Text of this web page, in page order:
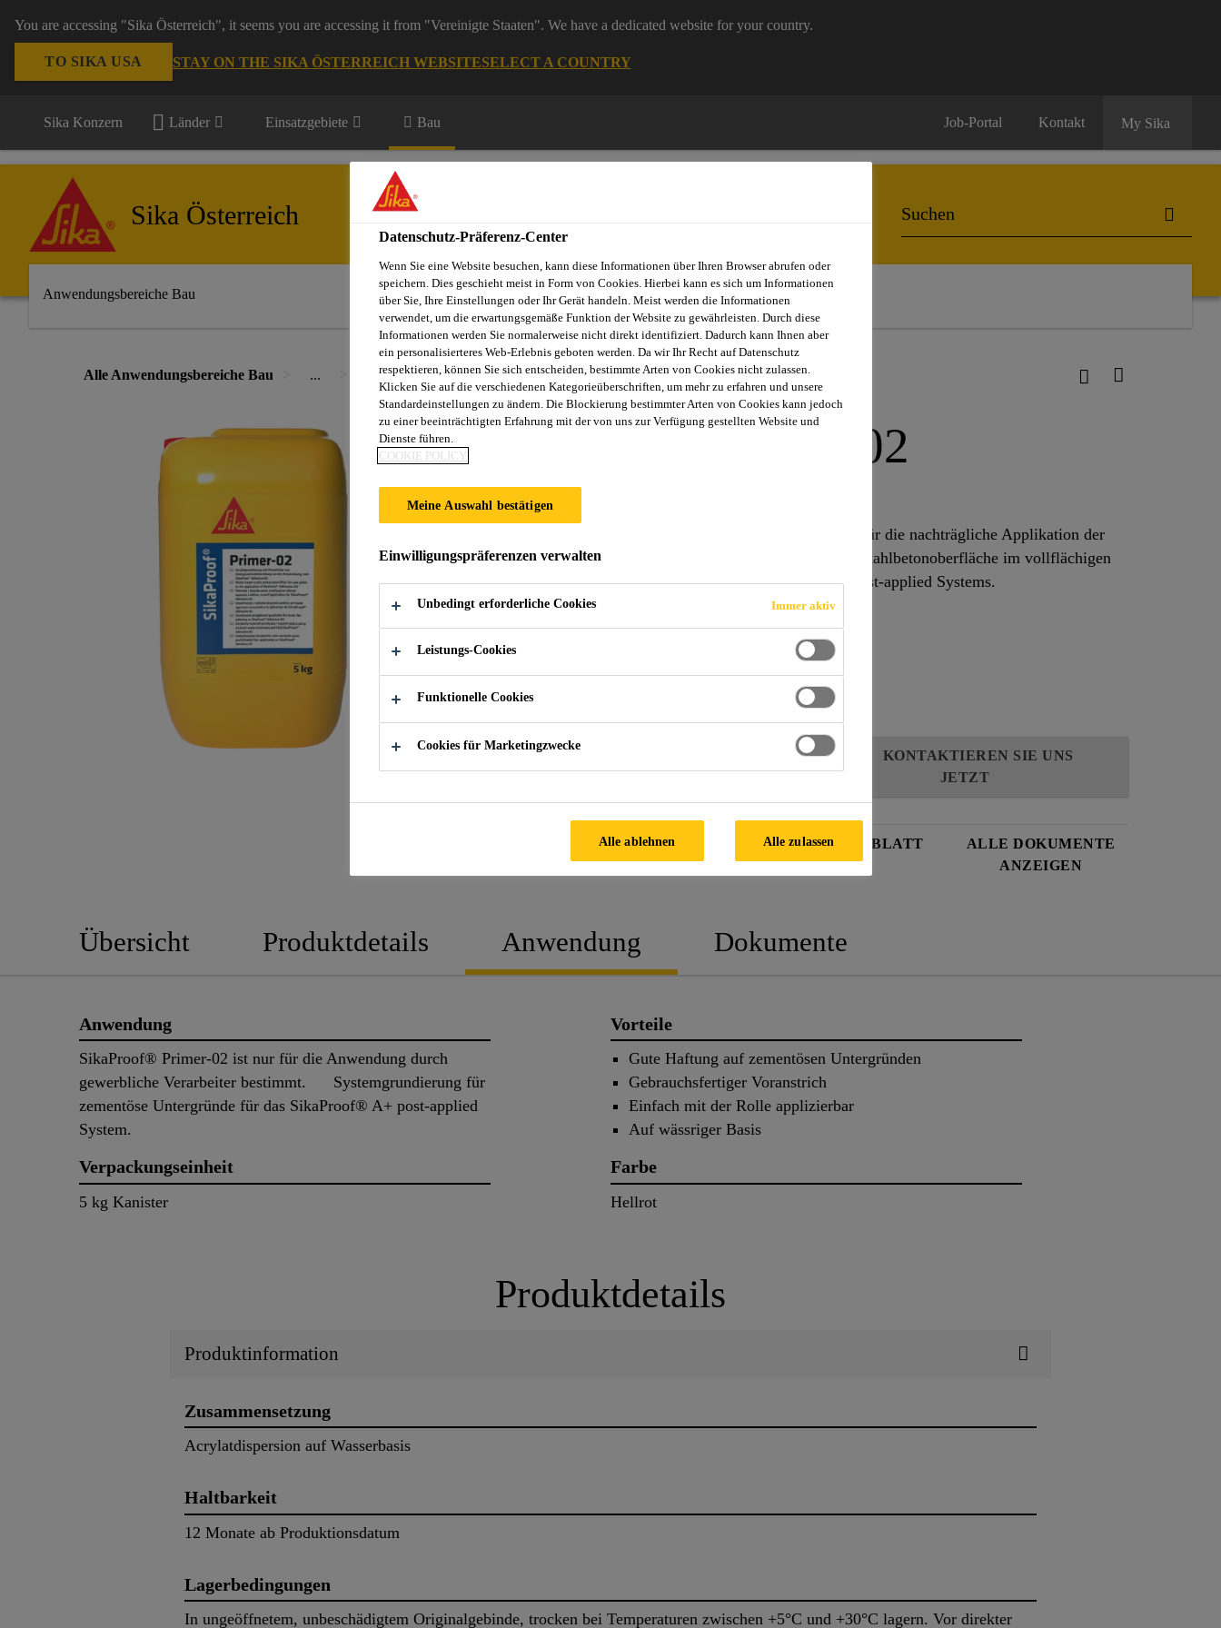
You are accessing "Sika Österreich", it seems you are accessing it from "Vereinigte Staaten". We have a dedicated website for your country.
TO SIKA USA STAY ON THE SIKA ÖSTERREICH WEBSITESELECT A COUNTRY
Sika Konzern Länder Einsatzgebiete Bau Job-Portal Kontakt My Sika
Sika Österreich
Anwendungsbereiche Bau
Alle Anwendungsbereiche Bau ... SikaProof® Primer-02
SikaProof® Primer-02
Grundierung für das SikaProof® A+ System
SikaProof® Primer-02 ist eine 1-komponentige Grundierung für die nachträgliche Applikation der
Kunststoffdichtungsbahn SikaProof® A+ auf die bestehende Stahlbetonoberfläche im vollflächigen
Betonverbund. Systembestandteil des SikaProof® A+ post-applied Systems.
Gute Haftung auf zementösen Untergründen
FINDEN SIE IHREN SIKA
KONTAKTIEREN SIE UNS
JETZT
PRODUKTDATENBLATT SICHERHEITSDATENBLATT
ALLE DOKUMENTE
ANZEIGEN
Übersicht Produktdetails Anwendung Dokumente
Anwendung
SikaProof® Primer-02 ist nur für die Anwendung durch
gewerbliche Verarbeiter bestimmt. Systemgrundierung für
zementöse Untergründe für das SikaProof® A+ post-applied
System.
Vorteile
Gute Haftung auf zementösen Untergründen
Gebrauchsfertiger Voranstrich
Einfach mit der Rolle applizierbar
Auf wässriger Basis
Verpackungseinheit
5 kg Kanister
Farbe
Hellrot
Produktdetails
Produktinformation
Zusammensetzung
Acrylatdispersion auf Wasserbasis
Haltbarkeit
12 Monate ab Produktionsdatum
Lagerbedingungen
In ungeöffnetem, unbeschädigtem Originalgebinde, trocken bei Temperaturen zwischen +5°C und +30°C lagern. Vor direkter
Datenschutz-Präferenz-Center
Wenn Sie eine Website besuchen, kann diese Informationen über Ihren Browser abrufen oder
speichern. Dies geschieht meist in Form von Cookies. Hierbei kann es sich um Informationen
über Sie, Ihre Einstellungen oder Ihr Gerät handeln. Meist werden die Informationen
verwendet, um die erwartungsgemäße Funktion der Website zu gewährleisten. Durch diese
Informationen werden Sie normalerweise nicht direkt identifiziert. Dadurch kann Ihnen aber
ein personalisierteres Web-Erlebnis geboten werden. Da wir Ihr Recht auf Datenschutz
respektieren, können Sie sich entscheiden, bestimmte Arten von Cookies nicht zulassen.
Klicken Sie auf die verschiedenen Kategorieüberschriften, um mehr zu erfahren und unsere
Standardeinstellungen zu ändern. Die Blockierung bestimmter Arten von Cookies kann jedoch
zu einer beeinträchtigten Erfahrung mit der von uns zur Verfügung gestellten Website und
Dienste führen.
COOKIE POLICY
Meine Auswahl bestätigen
Einwilligungspräferenzen verwalten
Unbedingt erforderliche Cookies Immer aktiv
Leistungs-Cookies
Funktionelle Cookies
Cookies für Marketingzwecke
Alle ablehnen Alle zulassen